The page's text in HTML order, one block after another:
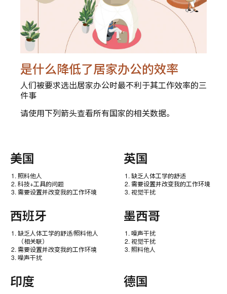
是什么降低了居家办公的效率
人们被要求选出居家办公时最不利于其工作效率的三
件事
请使用下列箭头查看所有国家的相关数据。
美国
照料他人
科技+工具的问题
需要设置并改变我的工作环境
英国
缺乏人体工学的舒适
需要设置并改变我的工作环境
视觉干扰
西班牙
缺乏人体工学的舒适/照料他人
（相关联）
需要设置并改变我的工作环境
噪声干扰
墨西哥
噪声干扰
视觉干扰
照料他人
印度 德国